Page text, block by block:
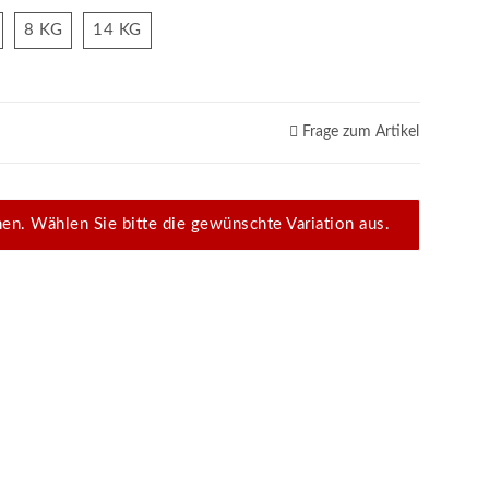
4 KG8 KG 8 KG14 KG
Frage zum Artikel
Wählen Sie bitte die gewünschte Variation aus.